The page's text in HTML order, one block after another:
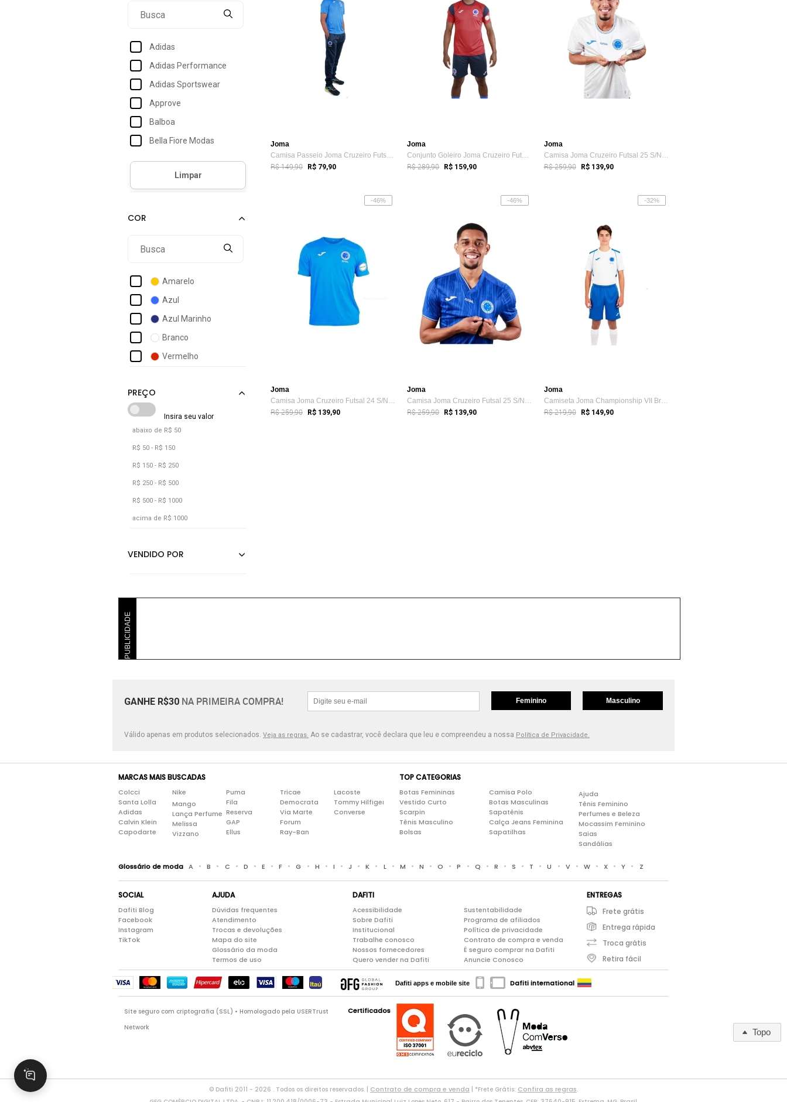
Adidas
Adidas Performance
Adidas Sportswear
Approve
Balboa
Bella Fiore Modas
Betel
Bouton
Debex
Joma
Amarelo
Azul
Azul Marinho
Branco
Vermelho
abaixo de R$ 50
R$ 50 - R$ 150
R$ 150 - R$ 250
R$ 250 - R$ 500
R$ 500 - R$ 1000
acima de R$ 1000
Joma
Camisa Passeio Joma Cruzeiro Futsal 24 Azul
R$ 149,90 R$ 79,90
Joma
Conjunto Goleiro Joma Cruzeiro Futsal 24...
R$ 289,90 R$ 159,90
Joma
Camisa Joma Cruzeiro Futsal 25 S/Nº Branco
R$ 259,90 R$ 139,90
-46%
Joma
Camisa Joma Cruzeiro Futsal 24 S/Nº Azul
R$ 259,90 R$ 139,90
-46%
Joma
Camisa Joma Cruzeiro Futsal 25 S/Nº Azul
R$ 259,90 R$ 139,90
-32%
Joma
Camiseta Joma Championship VII Branco
R$ 219,90 R$ 149,90
PUBLICIDADE
Topo
GANHE R$30 NA PRIMEIRA COMPRA! Feminino Masculino
Válido apenas em produtos selecionados. Veja as regras. Ao se cadastrar, você declara que leu e compreendeu a nossa Política de Privacidade.
MARCAS MAIS BUSCADAS
Colcci
Santa Lolla
Adidas
Calvin Klein
Capodarte
Nike
Mango
Lança Perfume
Melissa
Vizzano
Puma
Fila
Reserva
GAP
Ellus
Tricae
Democrata
Via Marte
Forum
Ray-Ban
Lacoste
Tommy Hilfiger
Converse
TOP CATEGORIAS
Botas Femininas
Vestido Curto
Scarpin
Tênis Masculino
Bolsas
Camisa Polo
Botas Masculinas
Sapatênis
Calça Jeans Feminina
Sapatilhas
Ajuda
Tênis Feminino
Perfumes e Beleza
Mocassim Feminino
Saias
Sandálias
Glossário de moda A • B • C • D • E • F • G • H • I • J • K • L • M • N • O • P • Q • R • S • T • U • V • W • X • Y • Z
SOCIAL
Dafiti Blog
Facebook
Instagram
TikTok
AJUDA
Dúvidas frequentes
Atendimento
Trocas e devoluções
Mapa do site
Glossário da moda
Termos de uso
DAFITI
Acessibilidade
Sobre Dafiti
Institucional
Trabalhe conosco
Nossos fornecedores
Quero vender na Dafiti
Sustentabilidade
Programa de afiliados
Política de privacidade
Contrato de compra e venda
É seguro comprar na Dafiti
Anuncie Conosco
ENTREGAS
Frete grátis
Entrega rápida
Troca grátis
Retira fácil
Dafiti apps e mobile site Dafiti international
Site seguro com criptografia (SSL) • Homologado pela USERTrust
Network
Certificados
© Dafiti 2011 - 2026 . Todos os direitos reservados. | Contrato de compra e venda | *Frete Grátis: Confira as regras.